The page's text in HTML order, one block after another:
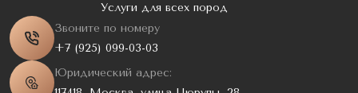
Услуги для всех пород
Звоните по номеру
+7 (925) 099-03-03
Юридический адрес: